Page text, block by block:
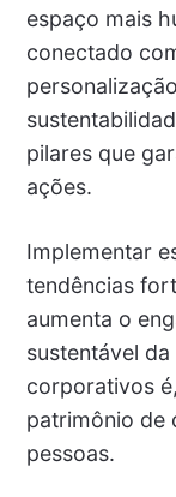
espaço mais
conectado
pilares que
ações.
Implementar
tendências
aumenta o
sustentável
corporativos
patrimônio de
pessoas.